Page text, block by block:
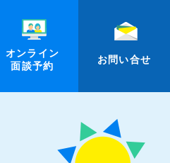
オンライン
面談予約
お問い合せ